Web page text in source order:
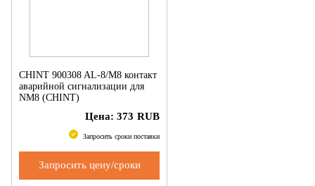
CHINT 900308 AL-8/M8 контакт
аварийной сигнализации для
NM8 (CHINT)
Цена: 373 RUB
Запросить сроки поставки
Запросить цену/сроки